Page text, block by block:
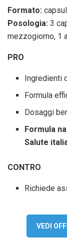
Formato:
Posologia: 3
mezzogiorno, 1
PRO
Ingredienti
Formula
Dosaggi
Formula
Salute
CONTRO
Richiede
VEDI